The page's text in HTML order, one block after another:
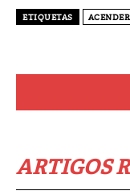
ARTIGOS
ETIQUETAS ACENDER